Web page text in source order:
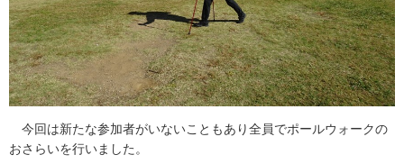
今回は新たな参加者がいないこともあり全員でポールウォークの
おさらいを行いました。